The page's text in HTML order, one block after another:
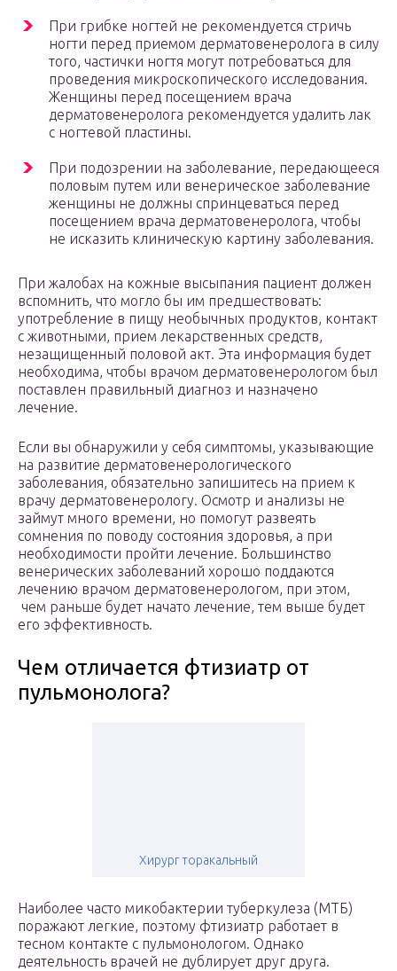
При грибке ногтей не рекомендуется стричь
ногти перед приемом дерматовенеролога в силу
того, частички ногтя могут потребоваться для
проведения микроскопического исследования.
Женщины перед посещением врача
дерматовенеролога рекомендуется удалить лак
с ногтевой пластины.
При подозрении на заболевание, передающееся
половым путем или венерическое заболевание
женщины не должны спринцеваться перед
посещением врача дерматовенеролога, чтобы
не исказить клиническую картину заболевания.
При жалобах на кожные высыпания пациент должен
вспомнить, что могло бы им предшествовать:
употребление в пищу необычных продуктов, контакт
с животными, прием лекарственных средств,
незащищенный половой акт. Эта информация будет
необходима, чтобы врачом дерматовенерологом был
поставлен правильный диагноз и назначено
лечение.
Если вы обнаружили у себя симптомы, указывающие
на развитие дерматовенерологического
заболевания, обязательно запишитесь на прием к
врачу дерматовенерологу. Осмотр и анализы не
займут много времени, но помогут развеять
сомнения по поводу состояния здоровья, а при
необходимости пройти лечение. Большинство
венерических заболеваний хорошо поддаются
лечению врачом дерматовенерологом, при этом,
чем раньше будет начато лечение, тем выше будет
его эффективность.
Чем отличается фтизиатр от
пульмонолога?
Хирург торакальный
Наиболее часто микобактерии туберкулеза (МТБ)
поражают легкие, поэтому фтизиатр работает в
тесном контакте с пульмонологом. Однако
деятельность врачей не дублирует друг друга.